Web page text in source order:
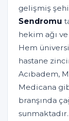
gelişmiş
Sendromu
hekim ağı
Hem
hastane
Acıbadem,
Medicana
branşında